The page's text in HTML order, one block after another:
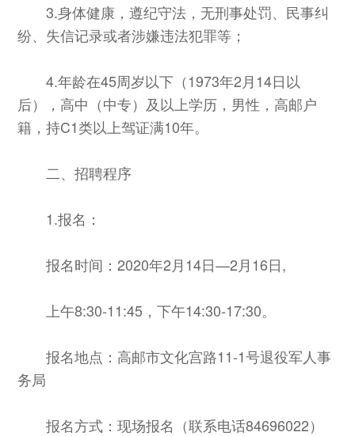
3.身体健康，遵纪守法，无刑事处罚、民事纠
纷、失信记录或者涉嫌违法犯罪等；
4.年龄在45周岁以下（1973年2月14日以
后），高中（中专）及以上学历，男性，高邮户
籍，持C1类以上驾证满10年。
二、招聘程序
1.报名：
报名时间：2020年2月14日—2月16日,
上午8:30-11:45，下午14:30-17:30。
报名地点：高邮市文化宫路11-1号退役军人事
务局
报名方式：现场报名（联系电话84696022）